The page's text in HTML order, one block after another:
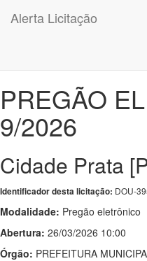
Alerta Licitação
PREGÃO
9/2026
Cidade Prata
Identificador desta licitação: DOU-
Modalidade: Pregão eletrônico
Abertura: 26/03/2026 10:00
Órgão: PREFEITURA